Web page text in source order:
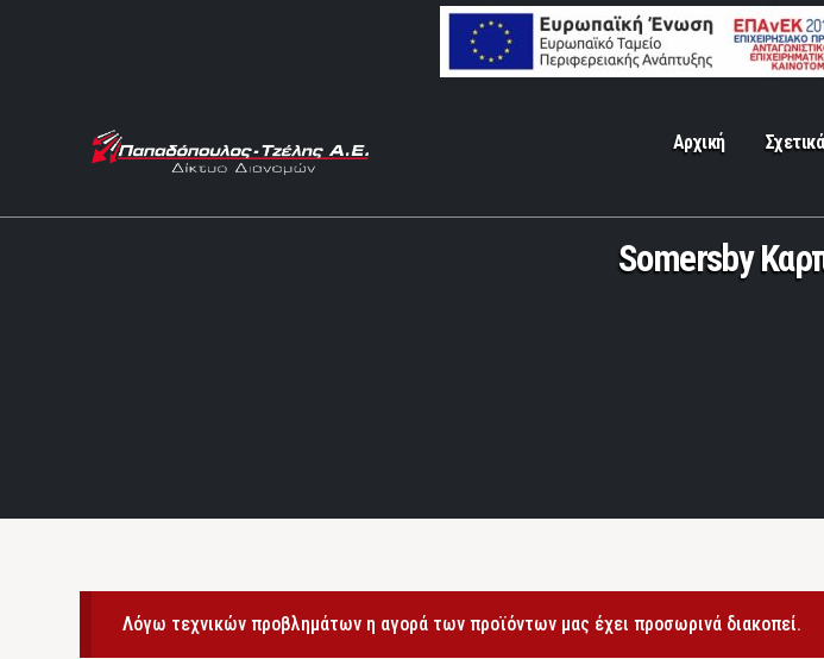
Αρχική
Somersby
Λόγω τεχνικών προβλημάτων η αγορά των προϊόντων μας έχει προσωρινά διακοπεί.